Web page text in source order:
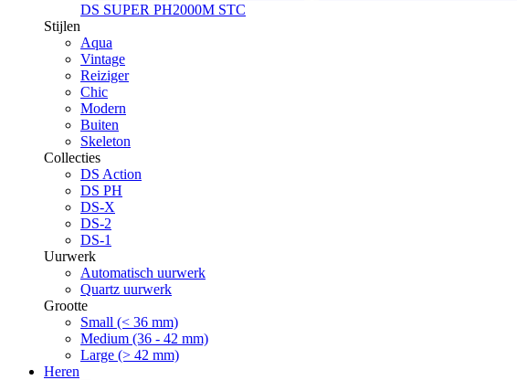
DS SUPER PH2000M STC
Stijlen
Aqua
Vintage
Reiziger
Chic
Modern
Buiten
Skeleton
Collecties
DS Action
DS PH
DS-X
DS-2
DS-1
Uurwerk
Automatisch uurwerk
Quartz uurwerk
Grootte
Small (< 36 mm)
Medium (36 - 42 mm)
Large (> 42 mm)
Heren